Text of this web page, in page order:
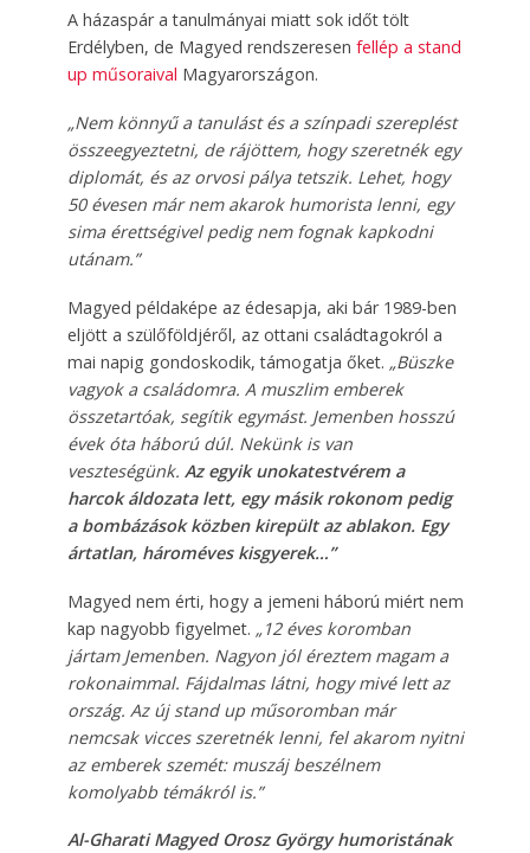
A házaspár a tanulmányai miatt sok időt tölt
Erdélyben, de Magyed rendszeresen fellép a stand
up műsoraival Magyarországon.
„Nem könnyű a tanulást és a színpadi szereplést
összeegyeztetni, de rájöttem, hogy szeretnék egy
diplomát, és az orvosi pálya tetszik. Lehet, hogy
50 évesen már nem akarok humorista lenni, egy
sima érettségivel pedig nem fognak kapkodni
utánam.”
Magyed példaképe az édesapja, aki bár 1989-ben
eljött a szülőföldjéről, az ottani családtagokról a
mai napig gondoskodik, támogatja őket. „Büszke
vagyok a családomra. A muszlim emberek
összetartóak, segítik egymást. Jemenben hosszú
évek óta háború dúl. Nekünk is van
veszteségünk. Az egyik unokatestvérem a
harcok áldozata lett, egy másik rokonom pedig
a bombázások közben kirepült az ablakon. Egy
ártatlan, hároméves kisgyerek…”
Magyed nem érti, hogy a jemeni háború miért nem
kap nagyobb figyelmet. „12 éves koromban
jártam Jemenben. Nagyon jól éreztem magam a
rokonaimmal. Fájdalmas látni, hogy mivé lett az
ország. Az új stand up műsoromban már
nemcsak vicces szeretnék lenni, fel akarom nyitni
az emberek szemét: muszáj beszélnem
komolyabb témákról is.”
Al-Gharati Magyed Orosz György humoristának